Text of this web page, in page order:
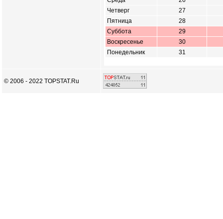
Четверг
27
Пятница
28
Суббота
29
Воскресенье
30
Понедельник
31
© 2006 - 2022 TOPSTAT.Ru